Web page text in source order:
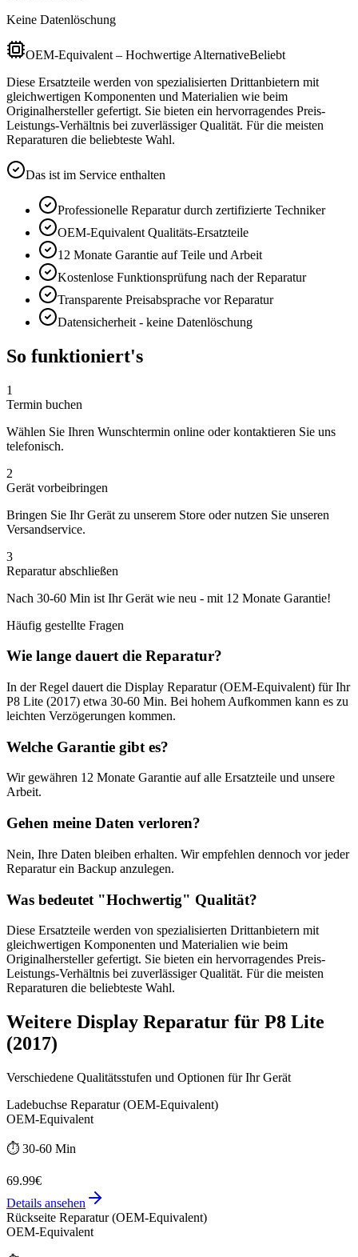
Keine Datenlöschung
OEM-Equivalent – Hochwertige AlternativeBeliebt
Diese Ersatzteile werden von spezialisierten Drittanbietern mit
gleichwertigen Komponenten und Materialien wie beim
Originalhersteller gefertigt. Sie bieten ein hervorragendes Preis-
Leistungs-Verhältnis bei zuverlässiger Qualität. Für die meisten
Reparaturen die beliebteste Wahl.
Das ist im Service enthalten
Professionelle Reparatur durch zertifizierte Techniker
OEM-Equivalent Qualitäts-Ersatzteile
12 Monate Garantie auf Teile und Arbeit
Kostenlose Funktionsprüfung nach der Reparatur
Transparente Preisabsprache vor Reparatur
Datensicherheit - keine Datenlöschung
So funktioniert's
1
Termin buchen
Wählen Sie Ihren Wunschtermin online oder kontaktieren Sie uns
telefonisch.
2
Gerät vorbeibringen
Bringen Sie Ihr Gerät zu unserem Store oder nutzen Sie unseren
Versandservice.
3
Reparatur abschließen
Nach 30-60 Min ist Ihr Gerät wie neu - mit 12 Monate Garantie!
Häufig gestellte Fragen
Wie lange dauert die Reparatur?
In der Regel dauert die Display Reparatur (OEM-Equivalent) für Ihr
P8 Lite (2017) etwa 30-60 Min. Bei hohem Aufkommen kann es zu
leichten Verzögerungen kommen.
Welche Garantie gibt es?
Wir gewähren 12 Monate Garantie auf alle Ersatzteile und unsere
Arbeit.
Gehen meine Daten verloren?
Nein, Ihre Daten bleiben erhalten. Wir empfehlen dennoch vor jeder
Reparatur ein Backup anzulegen.
Was bedeutet "Hochwertig" Qualität?
Diese Ersatzteile werden von spezialisierten Drittanbietern mit
gleichwertigen Komponenten und Materialien wie beim
Originalhersteller gefertigt. Sie bieten ein hervorragendes Preis-
Leistungs-Verhältnis bei zuverlässiger Qualität. Für die meisten
Reparaturen die beliebteste Wahl.
Weitere Display Reparatur für P8 Lite
(2017)
Verschiedene Qualitätsstufen und Optionen für Ihr Gerät
Ladebuchse Reparatur (OEM-Equivalent)
OEM-Equivalent
⏱️ 30-60 Min
69.99€
Details ansehen
Rückseite Reparatur (OEM-Equivalent)
OEM-Equivalent